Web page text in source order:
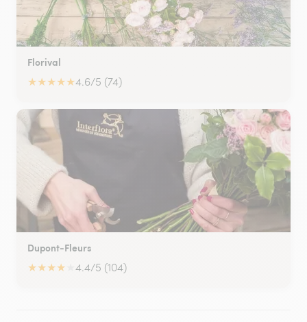
Florival
★★★★★4.6/5 (74)
Dupont-Fleurs
★★★★ 4.4/5 (104)